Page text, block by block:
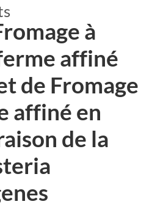
à
affiné
de Fromage
affiné en
de la